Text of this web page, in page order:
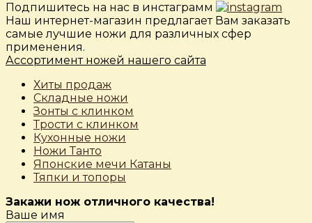
Подпишитесь на нас в инстаграмм
Наш интернет-магазин предлагает Вам заказать
самые лучшие ножи для различных сфер
применения.
Ассортимент ножей нашего сайта
Хиты продаж
Складные ножи
Зонты с клинком
Трости с клинком
Кухонные ножи
Ножи Танто
Японские мечи Катаны
Тяпки и топоры
Закажи нож отличного качества!
Ваше имя